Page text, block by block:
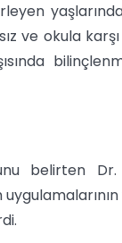
ve okula
belirten